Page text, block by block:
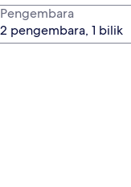
Pengembara